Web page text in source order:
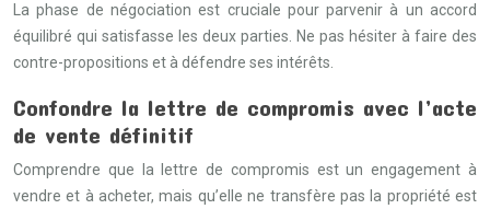
La phase de négociation est cruciale pour parvenir à un accord
équilibré qui satisfasse les deux parties. Ne pas hésiter à faire des
contre-propositions et à défendre ses intérêts.
Confondre la lettre de compromis avec l’acte
de vente définitif
Comprendre que la lettre de compromis est un engagement à
vendre et à acheter, mais qu’elle ne transfère pas la propriété est